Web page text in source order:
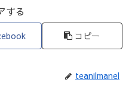
する
コピー
teanilmanel